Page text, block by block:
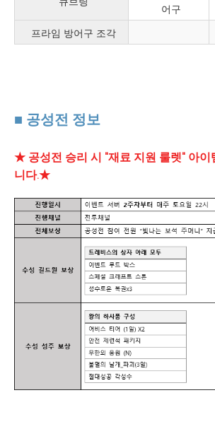
어구
프라임 방어구 조각
■ 공성전 정보
★ 공성전 승리 시 "재료 지원 룰렛" 아이
니다.★